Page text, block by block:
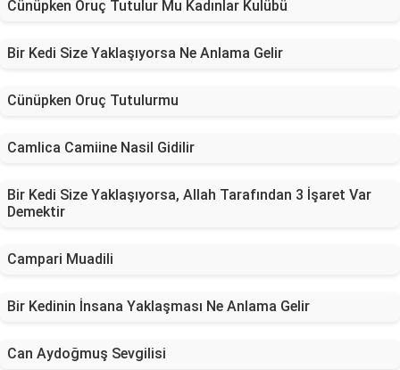
Cünüpken Oruç Tutulur Mu Kadınlar Kulübü
Bir Kedi Size Yaklaşıyorsa Ne Anlama Gelir
Cünüpken Oruç Tutulurmu
Camlica Camiine Nasil Gidilir
Bir Kedi Size Yaklaşıyorsa, Allah Tarafından 3 İşaret Var
Demektir
Campari Muadili
Bir Kedinin İnsana Yaklaşması Ne Anlama Gelir
Can Aydoğmuş Sevgilisi